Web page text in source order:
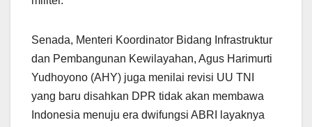
Senada, Menteri Koordinator Bidang Infrastruktur
dan Pembangunan Kewilayahan, Agus Harimurti
Yudhoyono (AHY) juga menilai revisi UU TNI
yang baru disahkan DPR tidak akan membawa
Indonesia menuju era dwifungsi ABRI layaknya